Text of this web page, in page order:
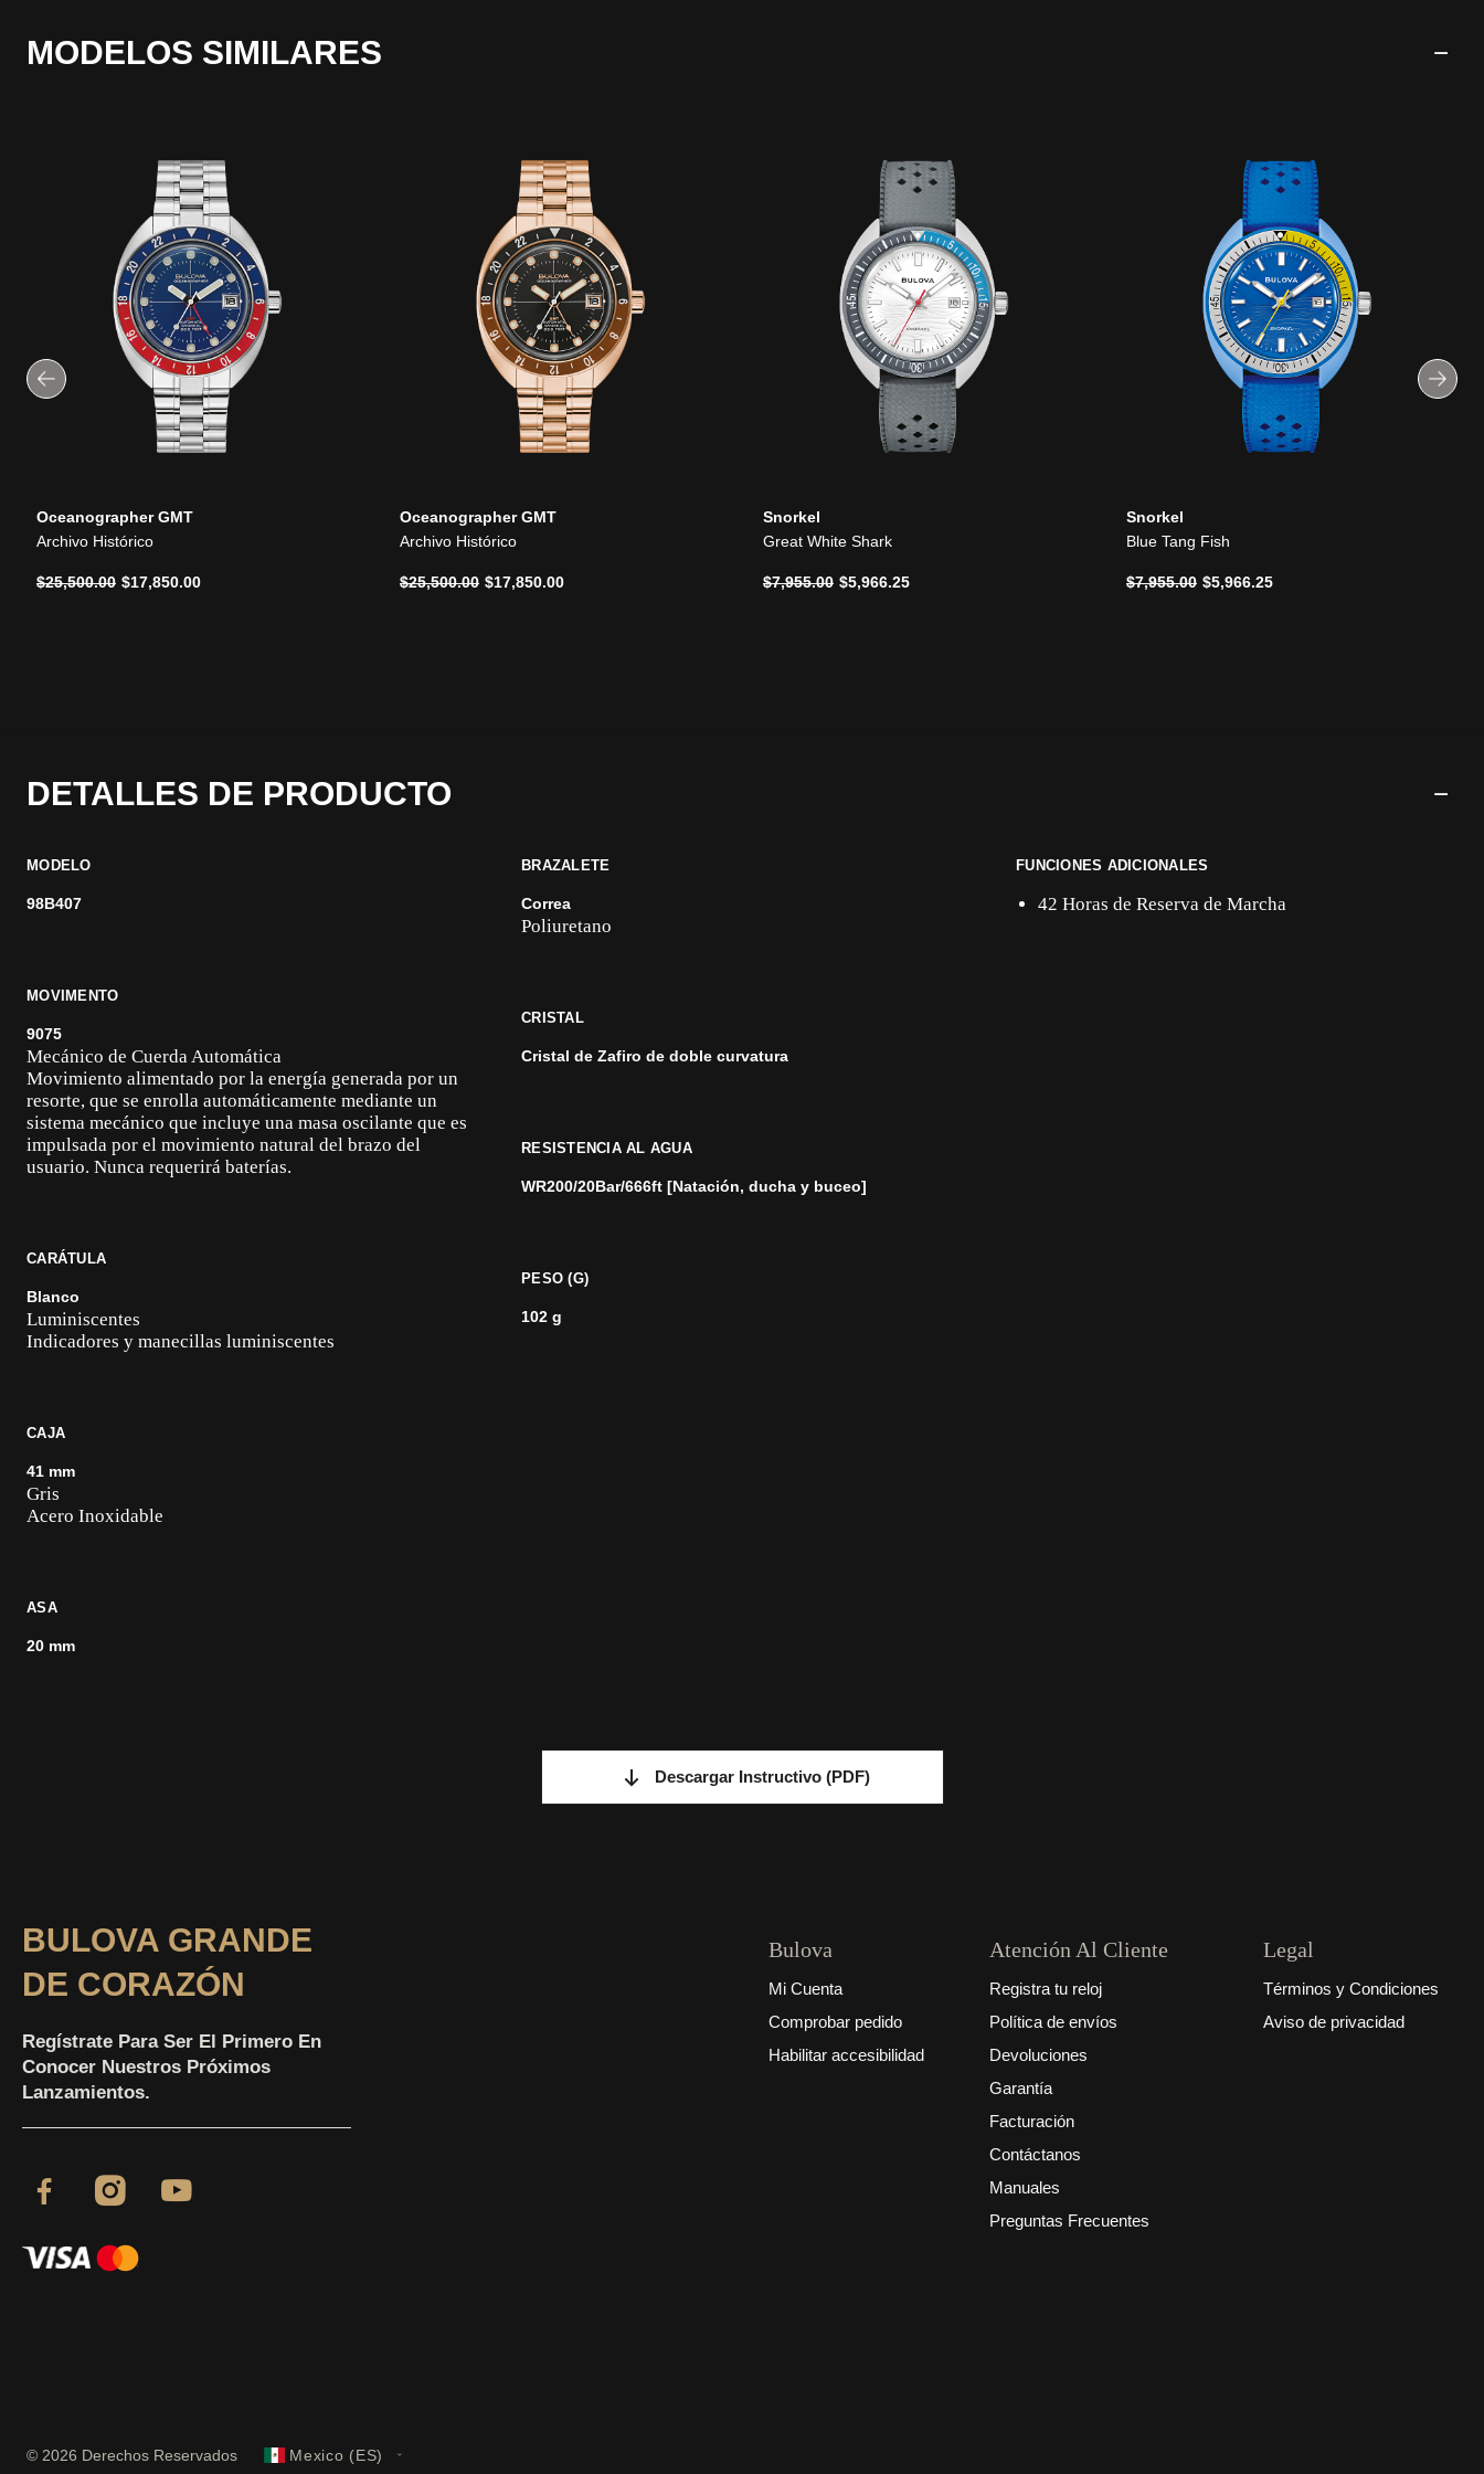
MODELOS SIMILARES
Oceanographer GMT
Archivo Histórico
Precio reducido de
$25,500.00a$17,850.00
Oceanographer GMT
Archivo Histórico
Precio reducido de
$25,500.00a$17,850.00
Snorkel
Great White Shark
Precio reducido de
$7,955.00a$5,966.25
Snorkel
Blue Tang Fish
Precio reducido de
$7,955.00a$5,966.25
DETALLES DE PRODUCTO
MODELO
98B407
MOVIMENTO
9075
Mecánico de Cuerda Automática
Movimiento alimentado por la energía generada por un
resorte, que se enrolla automáticamente mediante un
sistema mecánico que incluye una masa oscilante que es
impulsada por el movimiento natural del brazo del
usuario. Nunca requerirá baterías.
CARÁTULA
Blanco
Luminiscentes
Indicadores y manecillas luminiscentes
CAJA
41 mm
Gris
Acero Inoxidable
ASA
20 mm
BRAZALETE
Correa
Poliuretano
CRISTAL
Cristal de Zafiro de doble curvatura
RESISTENCIA AL AGUA
WR200/20Bar/666ft [Natación, ducha y buceo]
PESO (G)
102 g
FUNCIONES ADICIONALES
42 Horas de Reserva de Marcha
Descargar Instructivo (PDF)
BULOVA GRANDE
DE CORAZÓN
Regístrate Para Ser El Primero En
Conocer Nuestros Próximos
Lanzamientos.
Bulova
Mi Cuenta
Comprobar pedido
Habilitar accesibilidad
Atención Al Cliente
Registra tu reloj
Política de envíos
Devoluciones
Garantía
Facturación
Contáctanos
Manuales
Preguntas Frecuentes
Legal
Términos y Condiciones
Aviso de privacidad
© 2026 Derechos Reservados Mexico (ES)